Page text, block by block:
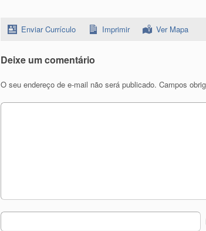
Enviar Currículo Imprimir Ver Mapa
Deixe um comentário
O seu endereço de e-mail não será publicado. Campos